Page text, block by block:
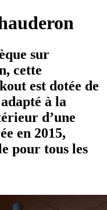
sur
cette
est dotée de
à la
d’une
en 2015,
pour tous les